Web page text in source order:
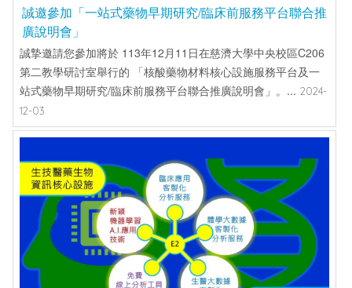
誠邀參加「一站式藥物早期研究/臨床前服務平台聯合推
廣說明會」
誠摯邀請您參加將於 113年12月11日在慈濟大學中央校區C206
第二教學研討室舉行的 「核酸藥物材料核心設施服務平台及一
站式藥物早期研究/臨床前服務平台聯合推廣說明會」。... 2024-
12-03